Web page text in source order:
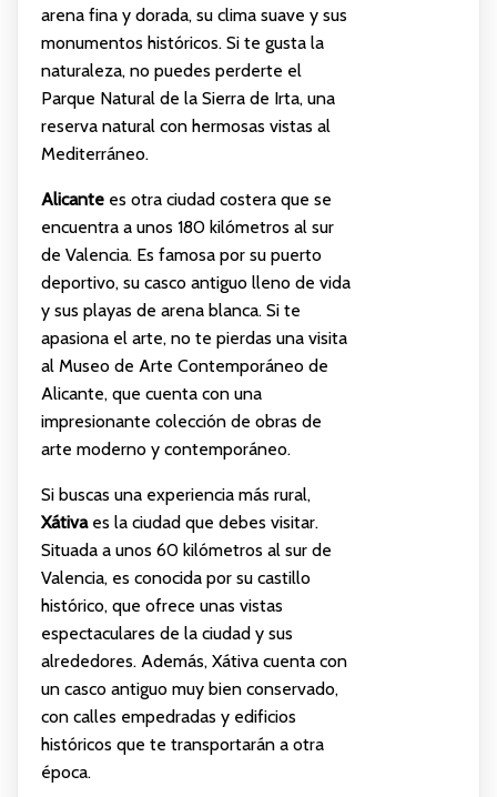
arena fina y dorada, su clima suave y sus
monumentos históricos. Si te gusta la
naturaleza, no puedes perderte el
Parque Natural de la Sierra de Irta, una
reserva natural con hermosas vistas al
Mediterráneo.
Alicantees otra ciudad costera que se
encuentra a unos 180 kilómetros al sur
de Valencia. Es famosa por su puerto
deportivo, su casco antiguo lleno de vida
y sus playas de arena blanca. Si te
apasiona el arte, no te pierdas una visita
al Museo de Arte Contemporáneo de
Alicante, que cuenta con una
impresionante colección de obras de
arte moderno y contemporáneo.
Si buscas una experiencia más rural,
Xátivaes la ciudad que debes visitar.
Situada a unos 60 kilómetros al sur de
Valencia, es conocida por su castillo
histórico, que ofrece unas vistas
espectaculares de la ciudad y sus
alrededores. Además, Xátiva cuenta con
un casco antiguo muy bien conservado,
con calles empedradas y edificios
históricos que te transportarán a otra
época.